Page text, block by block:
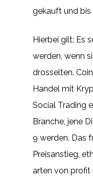
gekauft und bis
Hierbei gilt: Es
werden, wenn
drosselten.
Handel mit
Social Trading
Branche, jene
9 werden. Das
Preisanstieg,
arten von profit